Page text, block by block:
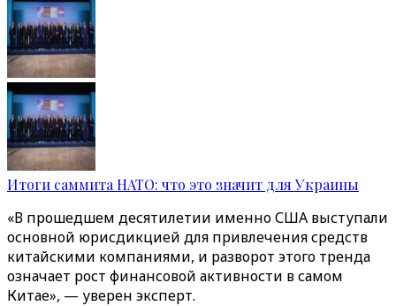
Итоги саммита НАТО: что это значит для Украины
«В прошедшем десятилетии именно США выступали
основной юрисдикцией для привлечения средств
китайскими компаниями, и разворот этого тренда
означает рост финансовой активности в самом
Китае», — уверен эксперт.